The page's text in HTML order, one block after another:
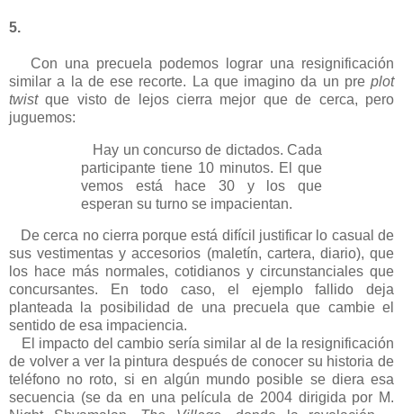
5.
Con una precuela podemos lograr una resignificación
similar a la de ese recorte. La que imagino da un pre plot
twistque visto de lejos cierra mejor que de cerca, pero
juguemos:
Hay un concurso de dictados. Cada
participante tiene 10 minutos. El que
vemos está hace 30 y los que
esperan su turno se impacientan.
De cerca no cierra porque está difícil justificar lo casual de
sus vestimentas y accesorios (maletín, cartera, diario), que
los hace más normales, cotidianos y circunstanciales que
concursantes. En todo caso, el ejemplo fallido deja
planteada la posibilidad de una precuela que cambie el
sentido de esa impaciencia.
El impacto del cambio sería similar al de la resignificación
de volver a ver la pintura después de conocer su historia de
teléfono no roto, si en algún mundo posible se diera esa
secuencia (se da en una película de 2004 dirigida por M.